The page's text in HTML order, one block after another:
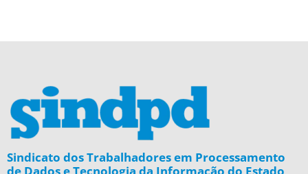
Sindicato dos Trabalhadores em Processamento